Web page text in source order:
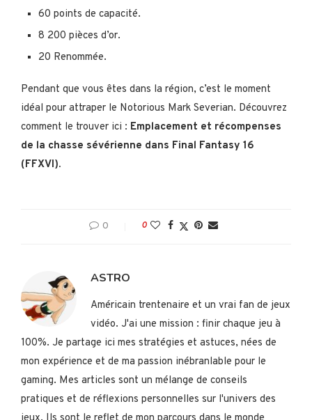
60 points de capacité.
8 200 pièces d’or.
20 Renommée.
Pendant que vous êtes dans la région, c’est le moment
idéal pour attraper le Notorious Mark Severian. Découvrez
comment le trouver ici : Emplacement et récompenses
de la chasse sévérienne dans Final Fantasy 16
(FFXVI).
0 0
ASTRO
Américain trentenaire et un vrai fan de jeux
vidéo. J'ai une mission : finir chaque jeu à
100%. Je partage ici mes stratégies et astuces, nées de
mon expérience et de ma passion inébranlable pour le
gaming. Mes articles sont un mélange de conseils
pratiques et de réflexions personnelles sur l'univers des